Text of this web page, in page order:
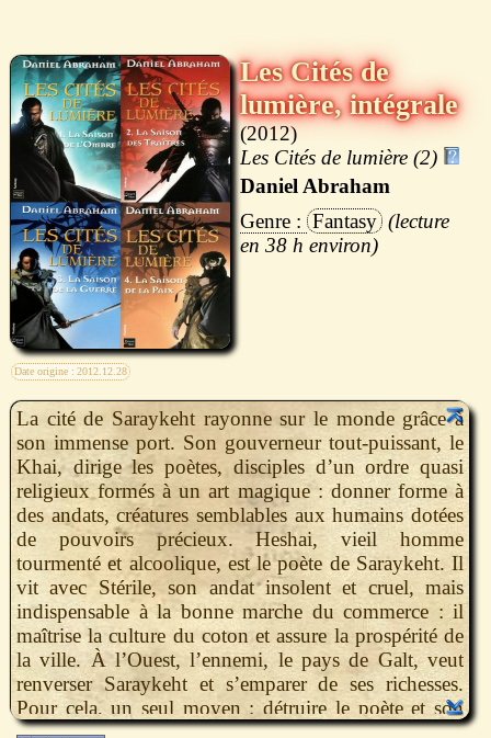
Date origine : 2012.12.28
Les Cités de
lumière, intégrale
2012
Les Cités de lumière (2)
Daniel Abraham
Fantasy
38 h
La cité de Saraykeht rayonne sur le monde grâce à
son immense port. Son gouverneur tout-puissant, le
Khai, dirige les poètes, disciples d’un ordre quasi
religieux formés à un art magique : donner forme à
des andats, créatures semblables aux humains dotées
de pouvoirs précieux. Heshai, vieil homme
tourmenté et alcoolique, est le poète de Saraykeht. Il
vit avec Stérile, son andat insolent et cruel, mais
indispensable à la bonne marche du commerce : il
maîtrise la culture du coton et assure la prospérité de
la ville. À l’Ouest, l’ennemi, le pays de Galt, veut
renverser Saraykeht et s’emparer de ses richesses.
Pour cela, un seul moyen : détruire le poète et son
andat. Au cœur d’une des grandes Maisons de